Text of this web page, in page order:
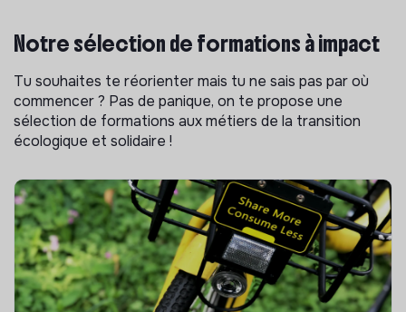
Notre sélection de formations à impact
Tu souhaites te réorienter mais tu ne sais pas par où
commencer ? Pas de panique, on te propose une
sélection de formations aux métiers de la transition
écologique et solidaire !